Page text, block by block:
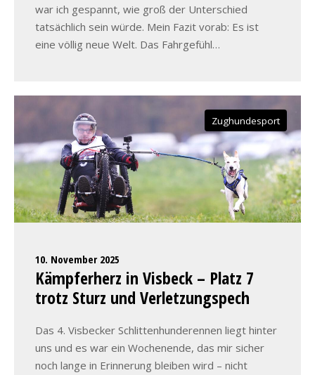
war ich gespannt, wie groß der Unterschied
tatsächlich sein würde. Mein Fazit vorab: Es ist
eine völlig neue Welt. Das Fahrgefühl…
Zughundesport
10. November 2025
Kämpferherz in Visbeck – Platz 7
trotz Sturz und Verletzungspech
Das 4. Visbecker Schlittenhunderennen liegt hinter
uns und es war ein Wochenende, das mir sicher
noch lange in Erinnerung bleiben wird – nicht